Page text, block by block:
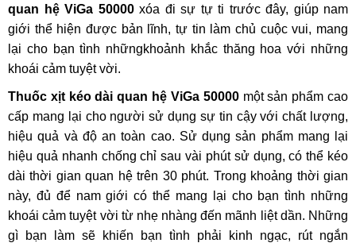
quan hệ ViGa 50000xóa đi sự tự ti trước đây, giúp nam
giới thể hiện được bản lĩnh, tự tin làm chủ cuộc vui, mang
lại cho bạn tình nhữngkhoảnh khắc thăng hoa với những
khoái cảm tuyệt vời.
Thuốc xịt kéo dài quan hệ ViGa 50000một sản phẩm cao
cấp mang lại cho người sử dụng sự tin cậy với chất lượng,
hiệu quả và độ an toàn cao. Sử dụng sản phẩm mang lại
hiệu quả nhanh chống chỉ sau vài phút sử dụng, có thể kéo
dài thời gian quan hệ trên 30 phút. Trong khoảng thời gian
này, đủ để nam giới có thể mang lại cho bạn tình những
khoái cảm tuyệt vời từ nhẹ nhàng đến mãnh liệt dần. Những
gì bạn làm sẽ khiến bạn tình phải kinh ngạc, rút ngắn